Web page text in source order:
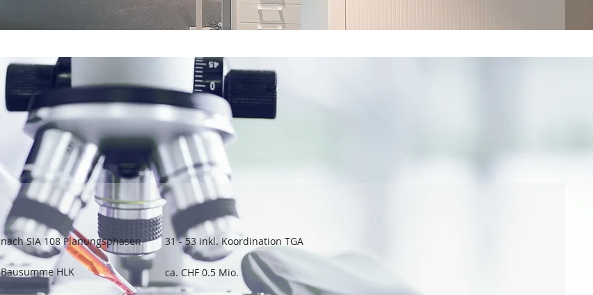
nach SIA 108 Planungsphasen
Bausumme HLK
31 - 53 inkl. Koordination TGA
ca. CHF 0.5 Mio.